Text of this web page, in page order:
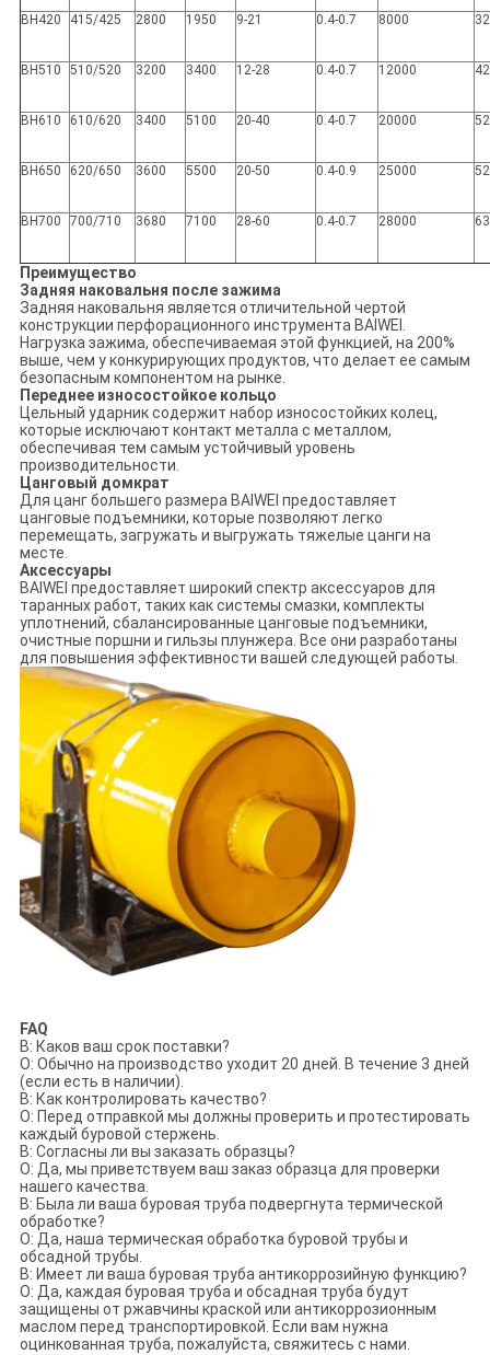
BH420 415/425 2800 1950 9-21 0.4-0.7 8000
BH510 510/520 3200 3400 12-28 0.4-0.7 12000
BH610 610/620 3400 5100 20-40 0.4-0.7 20000
BH650 620/650 3600 5500 20-50 0.4-0.9 25000
BH700 700/710 3680 7100 28-60 0.4-0.7 28000
Преимущество
Задняя наковальня после зажима
Задняя наковальня является отличительной чертой
конструкции перфорационного инструмента BAIWEI.
Нагрузка зажима, обеспечиваемая этой функцией, на 200%
выше, чем у конкурирующих продуктов, что делает ее самым
безопасным компонентом на рынке.
Переднее износостойкое кольцо
Цельный ударник содержит набор износостойких колец,
которые исключают контакт металла с металлом,
обеспечивая тем самым устойчивый уровень
производительности.
Цанговый домкрат
Для цанг большего размера BAIWEI предоставляет
цанговые подъемники, которые позволяют легко
перемещать, загружать и выгружать тяжелые цанги на
месте.
Аксессуары
BAIWEI предоставляет широкий спектр аксессуаров для
таранных работ, таких как системы смазки, комплекты
уплотнений, сбалансированные цанговые подъемники,
очистные поршни и гильзы плунжера. Все они разработаны
для повышения эффективности вашей следующей работы.
FAQ
В: Каков ваш срок поставки?
О: Обычно на производство уходит 20 дней. В течение 3 дней
(если есть в наличии).
В: Как контролировать качество?
О: Перед отправкой мы должны проверить и протестировать
каждый буровой стержень.
В: Согласны ли вы заказать образцы?
О: Да, мы приветствуем ваш заказ образца для проверки
нашего качества.
В: Была ли ваша буровая труба подвергнута термической
обработке?
О: Да, наша термическая обработка буровой трубы и
обсадной трубы.
В: Имеет ли ваша буровая труба антикоррозийную функцию?
О: Да, каждая буровая труба и обсадная труба будут
защищены от ржавчины краской или антикоррозионным
маслом перед транспортировкой. Если вам нужна
оцинкованная труба, пожалуйста, свяжитесь с нами.